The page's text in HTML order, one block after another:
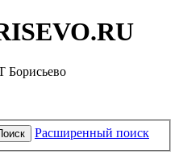
Борисьево
Расширенный поиск